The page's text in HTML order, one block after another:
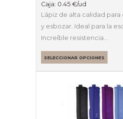
Caja: 0.45 €/ud
Lápiz de alta calidad
y esbozar. Ideal para la
Increíble resistencia…
SELECCIONAR OPCIONES